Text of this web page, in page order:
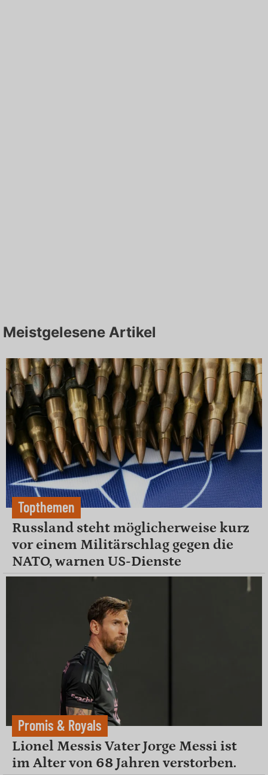
Meistgelesene Artikel
Topthemen
Russland steht möglicherweise kurz
vor einem Militärschlag gegen die
NATO, warnen US-Dienste
Promis & Royals
Lionel Messis Vater Jorge Messi ist
im Alter von 68 Jahren verstorben.